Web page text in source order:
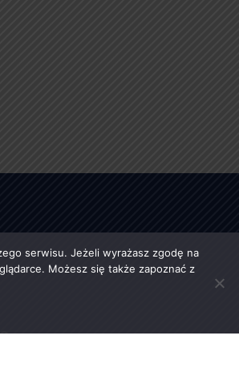
serwisu. Jeżeli wyrażasz zgodę na
Możesz się także zapoznać z